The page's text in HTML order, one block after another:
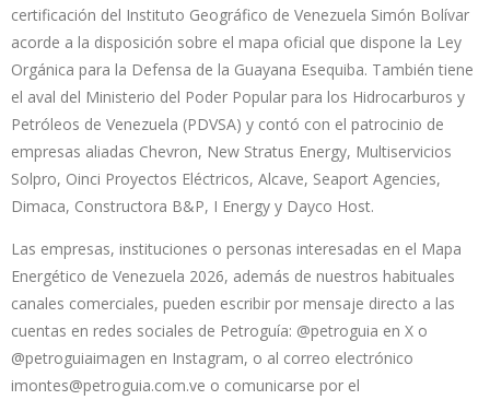
certificación del Instituto Geográfico de Venezuela Simón Bolívar
acorde a la disposición sobre el mapa oficial que dispone la Ley
Orgánica para la Defensa de la Guayana Esequiba. También tiene
el aval del Ministerio del Poder Popular para los Hidrocarburos y
Petróleos de Venezuela (PDVSA) y contó con el patrocinio de
empresas aliadas Chevron, New Stratus Energy, Multiservicios
Solpro, Oinci Proyectos Eléctricos, Alcave, Seaport Agencies,
Dimaca, Constructora B&P, I Energy y Dayco Host.
Las empresas, instituciones o personas interesadas en el Mapa
Energético de Venezuela 2026, además de nuestros habituales
canales comerciales, pueden escribir por mensaje directo a las
cuentas en redes sociales de Petroguía: @petroguia en X o
@petroguiaimagen en Instagram, o al correo electrónico
imontes@petroguia.com.ve o comunicarse por el